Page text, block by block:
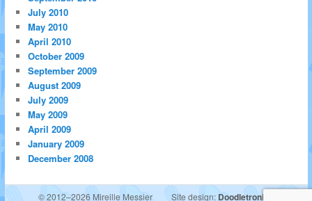
July 2010
May 2010
April 2010
October 2009
September 2009
August 2009
July 2009
May 2009
April 2009
January 2009
December 2008
© 2012–2026 Mireille Messier Site design: Doodletronics